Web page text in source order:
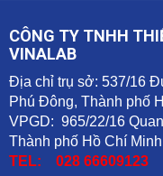
CÔNG TY TNHH
VINALAB
Địa chỉ trụ sở: 537/16
Phú Đông, Thành phố
VPGD: 965/22/16
Thành phố Hồ Chí Minh
TEL: 028 66609123